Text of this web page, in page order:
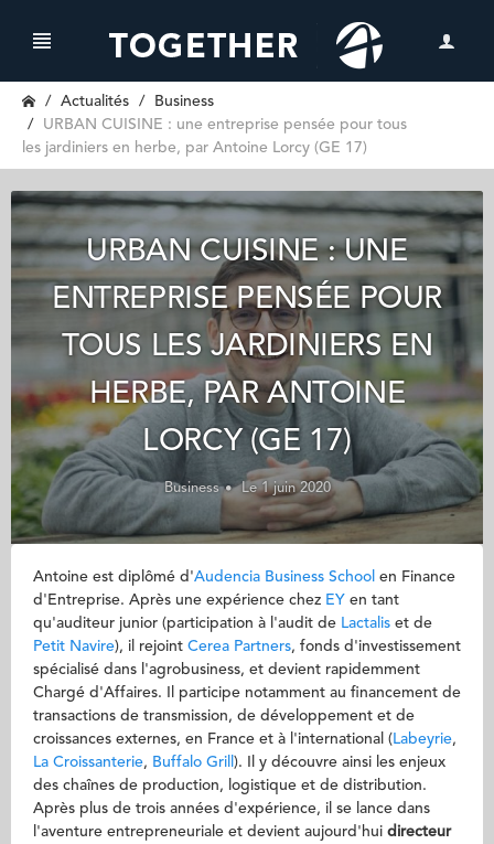
Actualités
Business
URBAN CUISINE : une entreprise pensée pour tous
les jardiniers en herbe, par Antoine Lorcy (GE 17)
URBAN CUISINE : UNE
ENTREPRISE PENSÉE POUR
TOUS LES JARDINIERS EN
HERBE, PAR ANTOINE
LORCY (GE 17)
Business Le 1 juin 2020
Antoine est diplômé d'Audencia Business School en Finance
d'Entreprise. Après une expérience chez EY en tant
qu'auditeur junior (participation à l'audit de Lactalis et de
Petit Navire), il rejoint Cerea Partners, fonds d'investissement
spécialisé dans l'agrobusiness, et devient rapidemment
Chargé d'Affaires. Il participe notamment au financement de
transactions de transmission, de développement et de
croissances externes, en France et à l'international ( Labeyrie,
La Croissanterie, Buffalo Grill ). Il y découvre ainsi les enjeux
des chaînes de production, logistique et de distribution.
Après plus de trois années d'expérience, il se lance dans
l'aventure entrepreneuriale et devient aujourd'hui directeur